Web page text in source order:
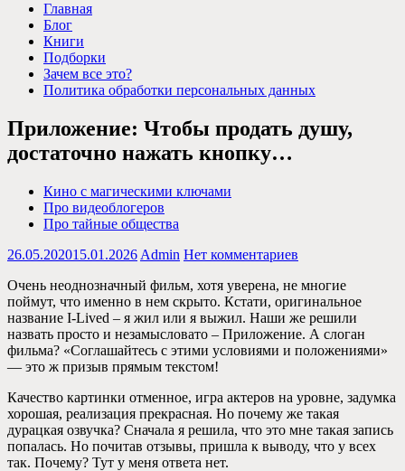
Главная
Блог
Книги
Подборки
Зачем все это?
Политика обработки персональных данных
Приложение: Чтобы продать душу,
достаточно нажать кнопку…
Кино с магическими ключами
Про видеоблогеров
Про тайные общества
26.05.202015.01.2026 Admin Нет комментариев
Очень неоднозначный фильм, хотя уверена, не многие
поймут, что именно в нем скрыто. Кстати, оригинальное
название I-Lived – я жил или я выжил. Наши же решили
назвать просто и незамысловато – Приложение. А слоган
фильма? «Соглашайтесь с этими условиями и положениями»
— это ж призыв прямым текстом!
Качество картинки отменное, игра актеров на уровне, задумка
хорошая, реализация прекрасная. Но почему же такая
дурацкая озвучка? Сначала я решила, что это мне такая запись
попалась. Но почитав отзывы, пришла к выводу, что у всех
так. Почему? Тут у меня ответа нет.